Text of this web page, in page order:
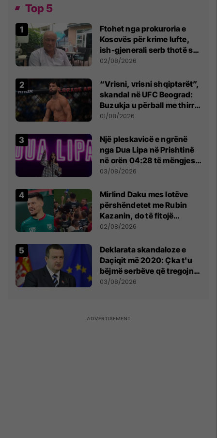
Top 5
Ftohet nga prokuroria e
Kosovës për krime lufte,
ish-gjenerali serb thotë se
dikush e tradhtoi në
02/08/2026
“Vrisni, vrisni shqiptarët”,
skandal në UFC Beograd:
Buzukja u përball me thirrje
anti-shqiptare nga
01/08/2026
Një pleskavicë e ngrënë
nga Dua Lipa në Prishtinë
në orën 04:28 të mëngjesit
- dhe bota digjitale serbe
03/08/2026
Mirlind Daku mes lotëve
përshëndetet me Rubin
Kazanin, do të fitojë
miliona te Spartak Moska
02/08/2026
​Deklarata skandaloze e
Daçiqit më 2020: Çka t'u
bëjmë serbëve që tregojnë
ku janë varrosur shqiptarët
03/08/2026